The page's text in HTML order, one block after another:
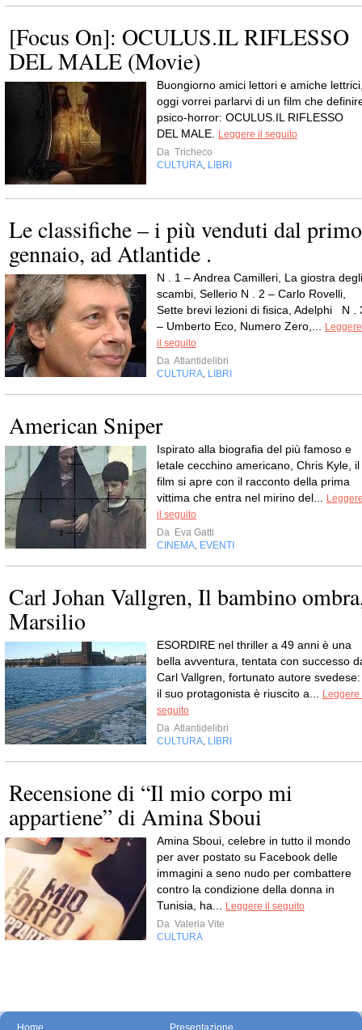
[Focus On]: OCULUS.IL RIFLESSO
DEL MALE (Movie)
Buongiorno amici lettori e amiche
oggi vorrei parlarvi di un film che
psico-horror: OCULUS.IL RIFLESSO
DEL MALE. Leggere il seguito
Da Tricheco
CULTURA, LIBRI
Le classifiche – i più venduti dal primo
gennaio, ad Atlantide .
N . 1 – Andrea Camilleri, La giostra degli
scambi, Sellerio N . 2 – Carlo Rovelli,
Sette brevi lezioni di fisica, Adelphi N .
– Umberto Eco, Numero Zero,... Leggere
il seguito
Da Atlantidelibri
CULTURA, LIBRI
American Sniper
Ispirato alla biografia del più famoso e
letale cecchino americano, Chris Kyle, il
film si apre con il racconto della prima
vittima che entra nel mirino del...
il seguito
Da Eva Gatti
CINEMA, EVENTI
Carl Johan Vallgren, Il bambino
Marsilio
ESORDIRE nel thriller a 49 anni è una
bella avventura, tentata con successo
Carl Vallgren, fortunato autore svedese:
il suo protagonista è riuscito a... Leggere
seguito
Da Atlantidelibri
CULTURA, LIBRI
Recensione di “Il mio corpo mi
appartiene” di Amina Sboui
Amina Sboui, celebre in tutto il mondo
per aver postato su Facebook delle
immagini a seno nudo per combattere
contro la condizione della donna in
Tunisia, ha... Leggere il seguito
Da Valeria Vite
CULTURA